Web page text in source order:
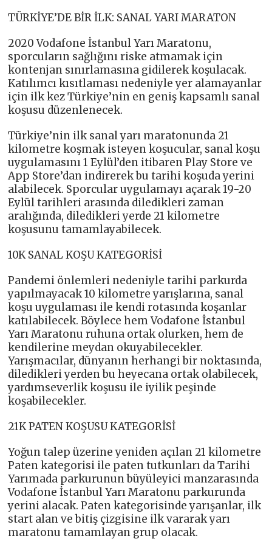
TÜRKİYE’DE BİR İLK: SANAL YARI MARATON
2020 Vodafone İstanbul Yarı Maratonu,
sporcuların sağlığını riske atmamak için
kontenjan sınırlamasına gidilerek koşulacak.
Katılımcı kısıtlaması nedeniyle yer alamayanlar
için ilk kez Türkiye’nin en geniş kapsamlı sanal
koşusu düzenlenecek.
Türkiye’nin ilk sanal yarı maratonunda 21
kilometre koşmak isteyen koşucular, sanal koşu
uygulamasını 1 Eylül’den itibaren Play Store ve
App Store’dan indirerek bu tarihi koşuda yerini
alabilecek. Sporcular uygulamayı açarak 19-20
Eylül tarihleri arasında diledikleri zaman
aralığında, diledikleri yerde 21 kilometre
koşusunu tamamlayabilecek.
10K SANAL KOŞU KATEGORİSİ
Pandemi önlemleri nedeniyle tarihi parkurda
yapılmayacak 10 kilometre yarışlarına, sanal
koşu uygulaması ile kendi rotasında koşanlar
katılabilecek. Böylece hem Vodafone İstanbul
Yarı Maratonu ruhuna ortak olurken, hem de
kendilerine meydan okuyabilecekler.
Yarışmacılar, dünyanın herhangi bir noktasında,
diledikleri yerden bu heyecana ortak olabilecek,
yardımseverlik koşusu ile iyilik peşinde
koşabilecekler.
21K PATEN KOŞUSU KATEGORİSİ
Yoğun talep üzerine yeniden açılan 21 kilometre
Paten kategorisi ile paten tutkunları da Tarihi
Yarımada parkurunun büyüleyici manzarasında
Vodafone İstanbul Yarı Maratonu parkurunda
yerini alacak. Paten kategorisinde yarışanlar, ilk
start alan ve bitiş çizgisine ilk vararak yarı
maratonu tamamlayan grup olacak.